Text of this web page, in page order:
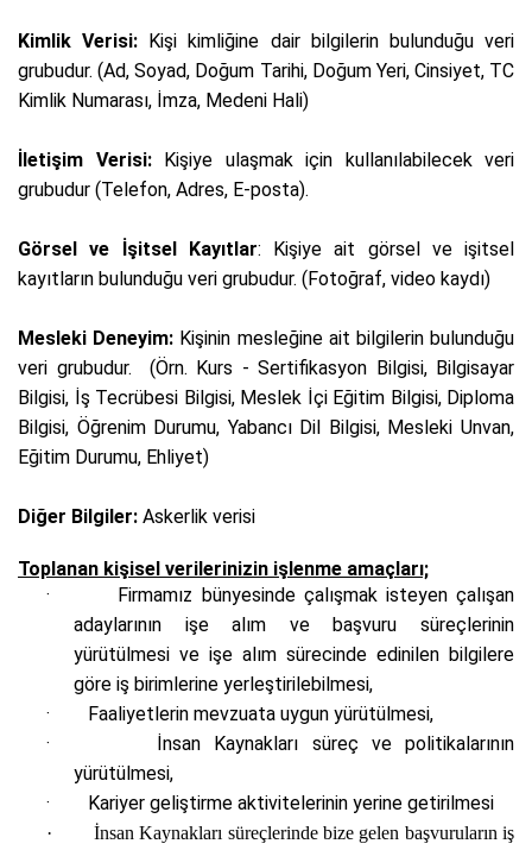
Kimlik Verisi: Kişi kimliğine dair bilgilerin bulunduğu veri
grubudur. (Ad, Soyad, Doğum Tarihi, Doğum Yeri, Cinsiyet, TC
Kimlik Numarası, İmza, Medeni Hali)
İletişim Verisi:Kişiye ulaşmak için kullanılabilecek veri
grubudur (Telefon, Adres, E-posta).
Görsel ve İşitsel Kayıtlar: Kişiye ait görsel ve işitsel
kayıtların bulunduğu veri grubudur. (Fotoğraf, video kaydı)
Mesleki Deneyim: Kişinin mesleğine ait bilgilerin bulunduğu
veri grubudur.
(Örn. Kurs - Sertifikasyon Bilgisi, Bilgisayar
Bilgisi, İş Tecrübesi Bilgisi, Meslek İçi Eğitim Bilgisi, Diploma
Bilgisi, Öğrenim Durumu, Yabancı Dil Bilgisi, Mesleki Unvan,
Eğitim Durumu, Ehliyet)
Diğer Bilgiler: Askerlik verisi
Toplanan kişisel verilerinizin işlenme amaçları;
·
Firmamız bünyesinde çalışmak isteyen çalışan
adaylarının işe alım ve başvuru süreçlerinin
yürütülmesi ve işe alım sürecinde edinilen bilgilere
göre iş birimlerine yerleştirilebilmesi,
·
Faaliyetlerin mevzuata uygun yürütülmesi,
·
İnsan Kaynakları süreç ve politikalarının
yürütülmesi,
·
Kariyer geliştirme aktivitelerinin yerine getirilmesi
·
İnsan Kaynakları süreçlerinde bize gelen başvuruların iş